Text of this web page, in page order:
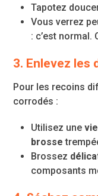
Tapotez
Vous verrez
: c’est normal.
3. Enlevez les
Pour les recoins
corrodés :
Utilisez une
brosse
Brossez
composants